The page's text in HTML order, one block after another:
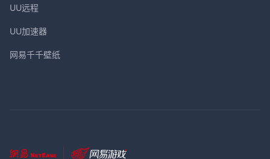
UU远程
UU加速器
网易千千壁纸